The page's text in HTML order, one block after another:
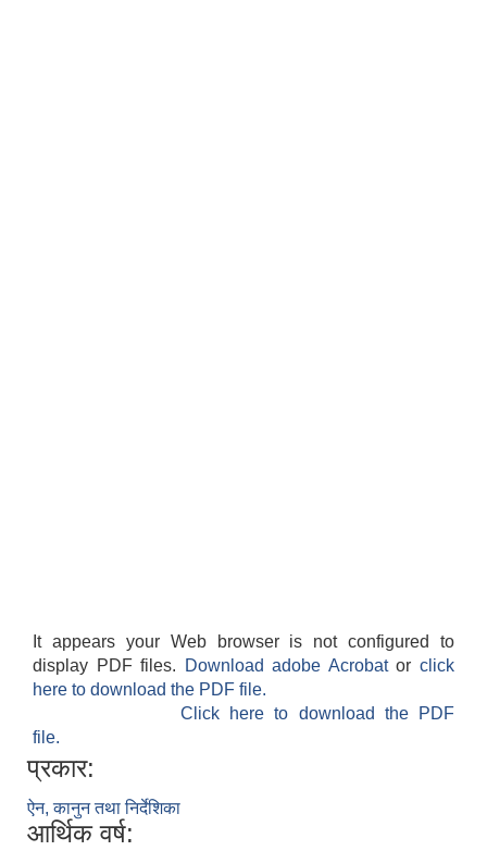
It appears your Web browser is not configured to
display PDF files.
Download adobe Acrobatorclick
here to download the PDF file.
Click here to download the PDF
file.
प्रकार:
ऐन, कानुन तथा निर्देशिका
आर्थिक वर्ष: